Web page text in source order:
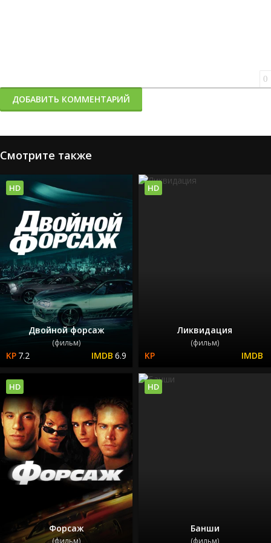
0
ДОБАВИТЬ КОММЕНТАРИЙ
Смотрите также
Двойной форсаж
(фильм)
7.2 6.9
HD
Ликвидация
(фильм)
HD
Форсаж
(фильм)
HD
Банши
(фильм)
HD